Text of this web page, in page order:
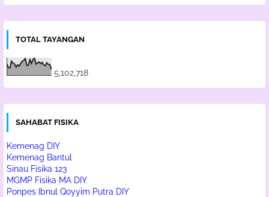
TOTAL TAYANGAN
5,102,718
SAHABAT FISIKA
Kemenag DIY
Kemenag Bantul
Sinau Fisika 123
MGMP Fisika MA DIY
Ponpes Ibnul Qoyyim Putra DIY